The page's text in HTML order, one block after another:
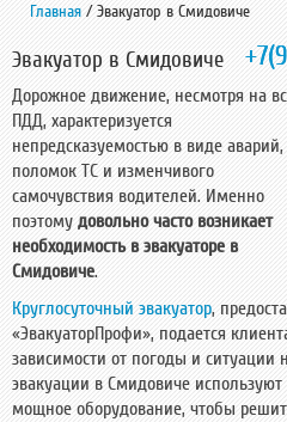
Главная /Эвакуатор в Смидовиче
Эвакуатор в Смидовиче
Дорожное движение, несмотря на
ПДД, характеризуется
непредсказуемостью в виде аварий,
поломок ТС и изменчивого
самочувствия водителей. Именно
поэтому довольно часто возникает
необходимость в эвакуаторе в
Смидовиче.
Круглосуточный эвакуатор,
«ЭвакуаторПрофи», подается
зависимости от погоды и
эвакуации в Смидовиче
мощное оборудование, чтобы